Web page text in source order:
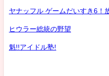
ヤナッフル ゲームだいすき6！
ヒウラー総統の野望
魁!!アイドル塾!